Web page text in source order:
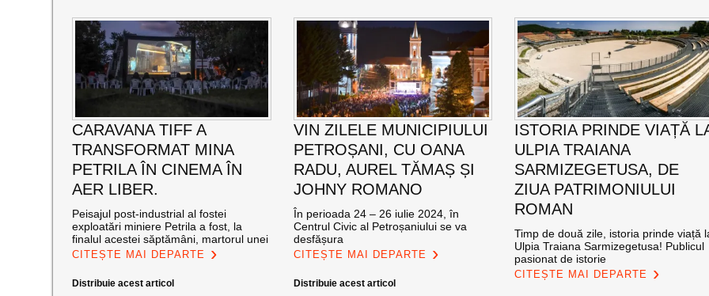
CARAVANA TIFF A
TRANSFORMAT MINA
PETRILA ÎN CINEMA ÎN
AER LIBER.
Peisajul post-industrial al fostei
exploatări miniere Petrila a fost, la
finalul acestei săptămâni, martorul unei
CITEȘTE MAI DEPARTE
Distribuie acest articol
VIN ZILELE MUNICIPIULUI
PETROȘANI, CU OANA
RADU, AUREL TĂMAȘ ȘI
JOHNY ROMANO
În perioada 24 – 26 iulie 2024, în
Centrul Civic al Petroșaniului se va
desfășura
CITEȘTE MAI DEPARTE
Distribuie acest articol
ISTORIA PRINDE VIAȚĂ
ULPIA TRAIANA
SARMIZEGETUSA, DE
ZIUA PATRIMONIULUI
ROMAN
Timp de două zile, istoria prinde viață
Ulpia Traiana Sarmizegetusa! Publicul
pasionat de istorie
CITEȘTE MAI DEPARTE